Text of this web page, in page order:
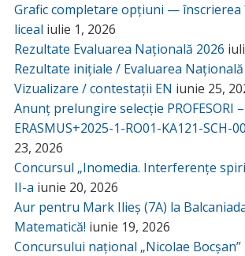
Grafic completare opțiuni —
liceal iulie 1, 2026
Rezultate Evaluarea Națională 2026
Rezultate inițiale / Evaluarea Națională
Vizualizare / contestații EN iunie 25,
Anunț prelungire selecție PROFESORI –
ERASMUS+2025-1-RO01-KA121-SCH-
23, 2026
Concursul „Inomedia. Interferențe
II-a iunie 20, 2026
Aur pentru Mark Ilieș (7A) la
Matematică! iunie 19, 2026
Concursului național „Nicolae Bocșan”